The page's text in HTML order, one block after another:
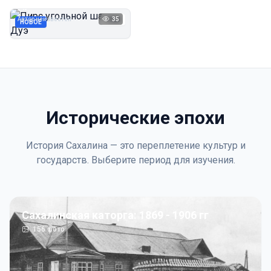
НОВОЕ 1923
Автор неизвестен 35
Исторические эпохи
История Сахалина — это переплетение культур и
государств. Выберите период для изучения.
Сахалинская каторга: 1869 - 1906 гг
156фото